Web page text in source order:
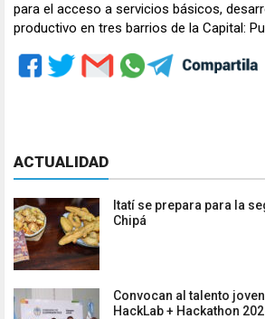
para el acceso a servicios básicos,
productivo en tres barrios de la Capital:
ACTUALIDAD
Itatí se prepara para la
Chipá
Convocan al talento
HackLab + Hackathon